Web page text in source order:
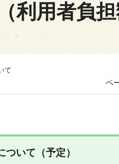
利用者負
て
ペ
いて（予定）